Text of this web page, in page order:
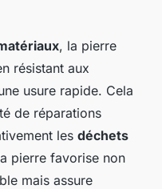
, la pierre
résistant aux
usure rapide. Cela
de réparations
les déchets
pierre favorise non
mais assure